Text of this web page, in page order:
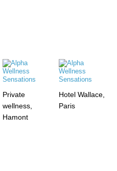
Private
wellness,
Hamont
Hotel Wallace,
Paris